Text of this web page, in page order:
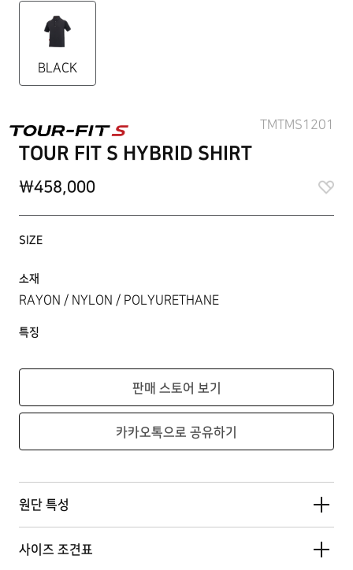
BLACK
TMTMS1201
TOUR FIT S HYBRID SHIRT
\458,000
SIZE
소재
RAYON / NYLON / POLYURETHANE
특징
판매 스토어 보기
카카오톡으로 공유하기
원단 특성
사이즈 조견표